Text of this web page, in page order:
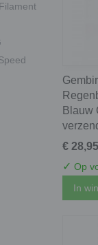
Blauw
€ 28,95
✓ Op
In